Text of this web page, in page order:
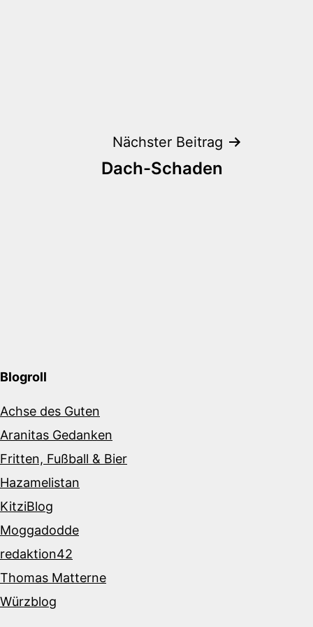
Nächster Beitrag
Dach-Schaden
Blogroll
Achse des Guten
Aranitas Gedanken
Fritten, Fußball & Bier
Hazamelistan
KitziBlog
Moggadodde
redaktion42
Thomas Matterne
Würzblog